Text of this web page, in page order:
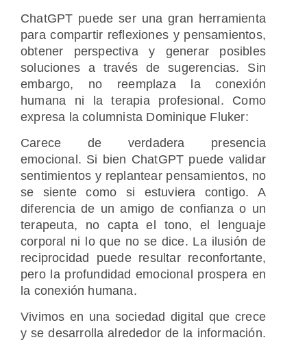
ChatGPT puede ser una gran herramienta
para compartir reflexiones y pensamientos,
obtener perspectiva y generar posibles
soluciones a través de sugerencias. Sin
embargo, no reemplaza la conexión
humana ni la terapia profesional. Como
expresa la columnista Dominique Fluker:
Carece de verdadera presencia
emocional. Si bien ChatGPT puede validar
sentimientos y replantear pensamientos, no
se siente como si estuviera contigo. A
diferencia de un amigo de confianza o un
terapeuta, no capta el tono, el lenguaje
corporal ni lo que no se dice. La ilusión de
reciprocidad puede resultar reconfortante,
pero la profundidad emocional prospera en
la conexión humana.
Vivimos en una sociedad digital que crece
y se desarrolla alrededor de la información.